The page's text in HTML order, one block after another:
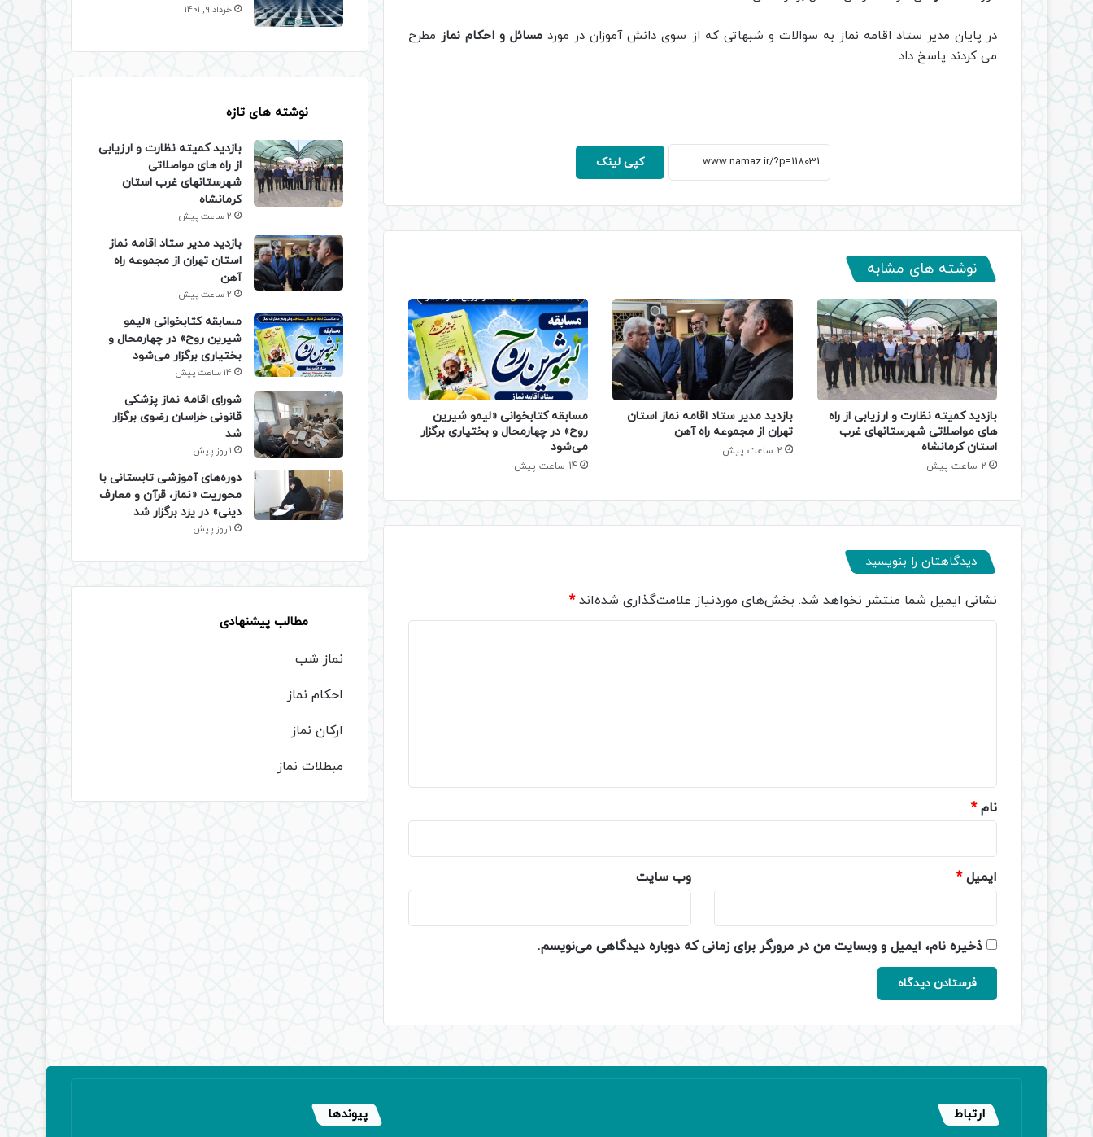
در پایان مدیر ستاد اقامه نماز به سوالات و شبهاتی که از سوی دانش آموزان در موردمسائل و احکام نماز مطرح
می کردند پاسخ داد.
کپی لینک
نوشته های مشابه
بازدید کمیته نظارت و ارزیابی از راه
های مواصلاتی شهرستانهای غرب
استان کرمانشاه
2 ساعت پیش
بازدید مدیر ستاد اقامه نماز استان
تهران از مجموعه راه آهن
2 ساعت پیش
مسابقه کتابخوانی «لیمو شیرین
روح» در چهارمحال و بختیاری برگزار
می‌شود
14 ساعت پیش
دیدگاهتان را بنویسید
نشانی ایمیل شما منتشر نخواهد شد. بخش‌های موردنیاز علامت‌گذاری شده‌اند*
نام*
ایمیل* وب‌ سایت
ذخیره نام، ایمیل و وبسایت من در مرورگر برای زمانی که دوباره دیدگاهی می‌نویسم.
خرداد 9, 1401
نوشته های تازه
بازدید کمیته نظارت و ارزیابی
از راه های مواصلاتی
شهرستانهای غرب استان
کرمانشاه
2 ساعت پیش
بازدید مدیر ستاد اقامه نماز
استان تهران از مجموعه راه
آهن
2 ساعت پیش
مسابقه کتابخوانی «لیمو
شیرین روح» در چهارمحال و
بختیاری برگزار می‌شود
14 ساعت پیش
شورای اقامه نماز پزشکی
قانونی خراسان رضوی برگزار
شد
1 روز پیش
دوره‌های آموزشی تابستانی با
محوریت «نماز، قرآن و معارف
دینی» در یزد برگزار شد
1 روز پیش
مطالب پیشنهادی
نماز شب
احکام نماز
ارکان نماز
مبطلات نماز
ارتباط پیوندها